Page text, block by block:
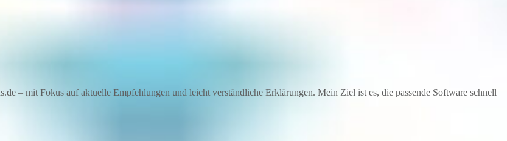
– mit Fokus auf aktuelle Empfehlungen und leicht verständliche Erklärungen. Mein Ziel ist es, die passende Software schnell